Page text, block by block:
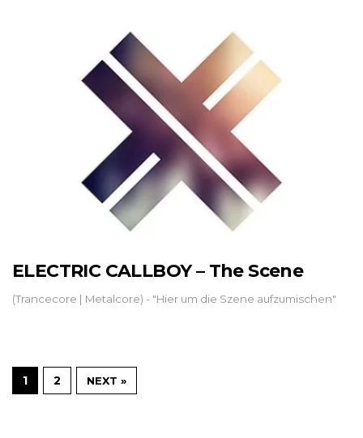
ELECTRIC CALLBOY – The Scene
(Trancecore | Metalcore) - "Hier um die Szene aufzumischen"
1 2 NEXT »